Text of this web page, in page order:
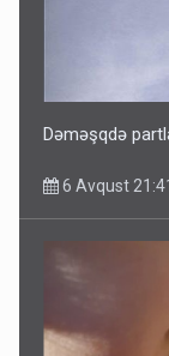
Dəməşqdə
6 Avqust 21:41